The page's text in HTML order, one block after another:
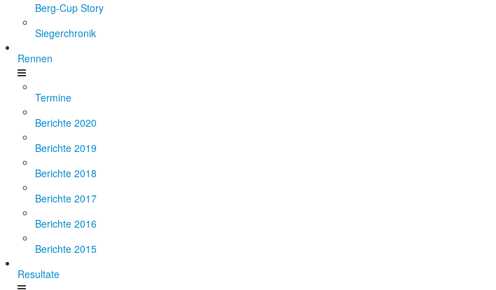
Berg-Cup Story
Siegerchronik
Rennen
Termine
Berichte 2020
Berichte 2019
Berichte 2018
Berichte 2017
Berichte 2016
Berichte 2015
Resultate